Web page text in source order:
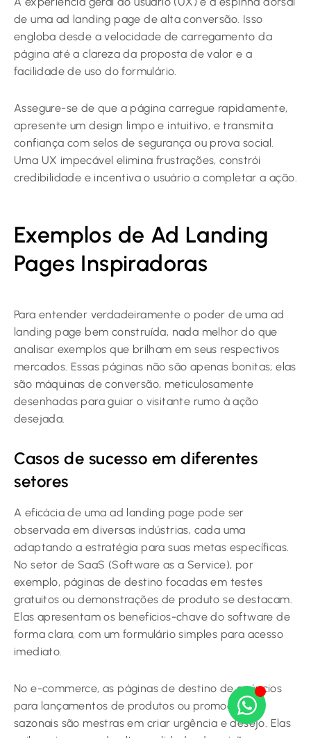
de uma ad landing page de alta conversão. Isso
engloba desde a velocidade de carregamento da
página até a clareza da proposta de valor e a
facilidade de uso do formulário.
Assegure-se de que a página carregue rapidamente,
apresente um design limpo e intuitivo, e transmita
confiança com selos de segurança ou prova social.
Uma UX impecável elimina frustrações, constrói
credibilidade e incentiva o usuário a completar a ação.
Exemplos de Ad Landing
Pages Inspiradoras
Para entender verdadeiramente o poder de uma ad
landing page bem construída, nada melhor do que
analisar exemplos que brilham em seus respectivos
mercados. Essas páginas não são apenas bonitas; elas
são máquinas de conversão, meticulosamente
desenhadas para guiar o visitante rumo à ação
desejada.
Casos de sucesso em diferentes
setores
A eficácia de uma ad landing page pode ser
observada em diversas indústrias, cada uma
adaptando a estratégia para suas metas específicas.
No setor de SaaS (Software as a Service), por
exemplo, páginas de destino focadas em testes
gratuitos ou demonstrações de produto se destacam.
Elas apresentam os benefícios-chave do software de
forma clara, com um formulário simples para acesso
imediato.
No e-commerce, as páginas de destino de anúncios
para lançamentos de produtos ou promoções
sazonais são mestras em criar urgência e desejo. Elas